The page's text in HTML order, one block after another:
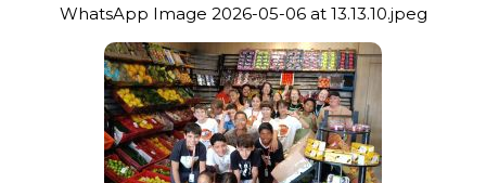
WhatsApp Image 2026-05-06 at 13.13.10.jpeg